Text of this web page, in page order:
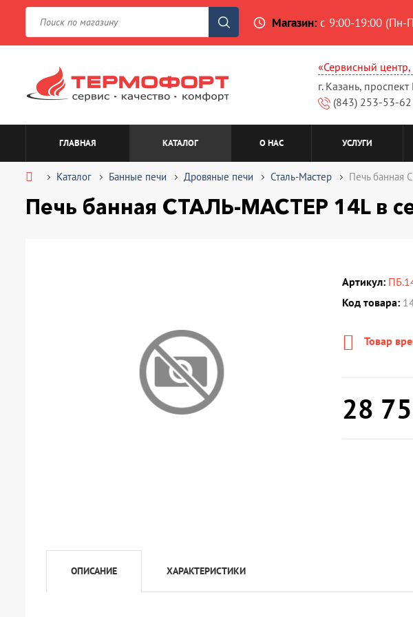
access_time Магазин:с 9:00-19:00 (Пн-
«Сервисный центр,
г. Казань,
(843) 253-53-62
ГЛАВНАЯ КАТАЛОГ О НАС УСЛУГИ
Каталог Банные печи Дровяные печи Сталь-Мастер Печь банная
Печь банная СТАЛЬ-МАСТЕР 14L в
Артикул:
Код товара:
Товар
28
ОПИСАНИЕ ХАРАКТЕРИСТИКИ